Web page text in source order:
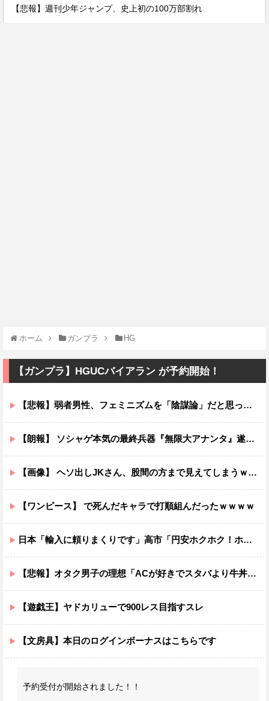
【悲報】週刊少年ジャンプ、史上初の100万部割れ
ホーム ガンプラ HG
【ガンプラ】HGUCバイアラン が予約開始！
【悲報】弱者男性、フェミニズムを「陰謀論」だと思っていたｗｗｗｗ
【朗報】 ソシャゲ本気の最終兵器『無限大アナンタ』遂にサービス開始へｗｗｗｗ
【画像】 ヘソ出しJKさん、股間の方まで見えてしまうｗｗｗｗｗｗｗｗｗ
【ワンピース】 で死んだキャラで打順組んだったｗｗｗｗ
日本「輸入に頼りまくりです」高市「円安ホクホク！ホクホクゥ！」←
【悲報】オタク男子の理想「ACが好きでスタバより牛丼屋に行きたがる女」、この銀河に1人も存在しないｗｗｗｗ
【遊戯王】ヤドカリューで900レス目指すスレ
【文房具】本日のログインボーナスはこちらです
予約受付が開始されました！！